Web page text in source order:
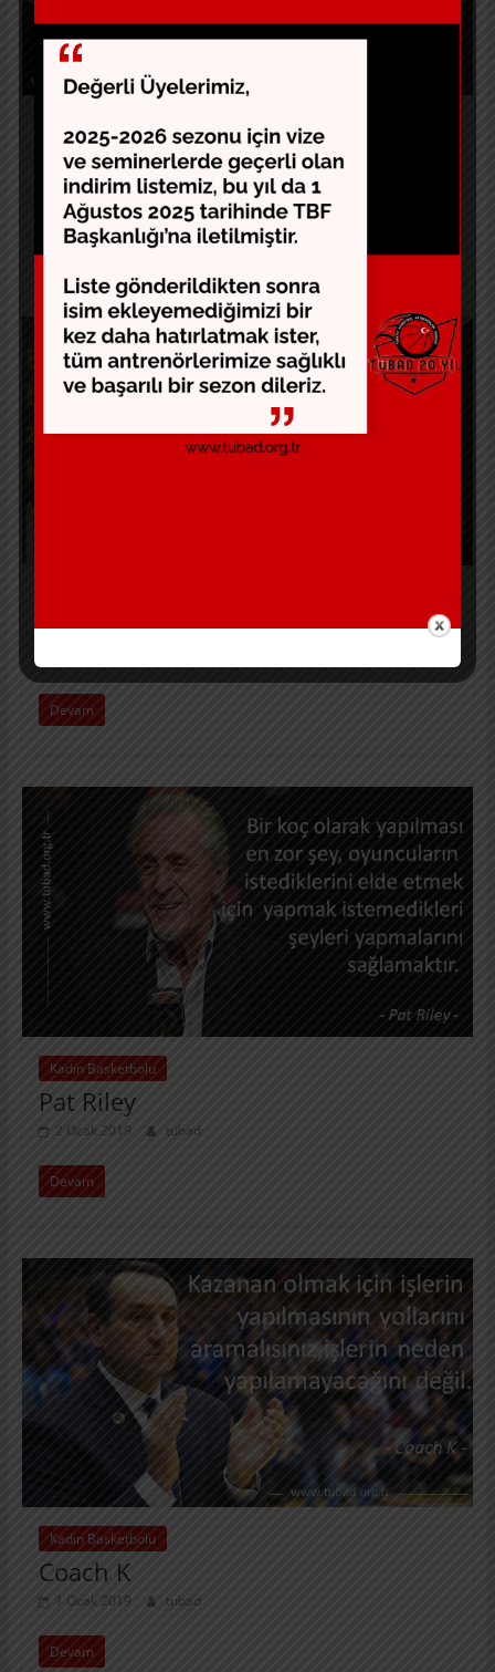
Kadın Basketbolu
Pete Carill
14 Ocak 2019 tubad
Devam
Ettore Messina
Devam
Kadın Basketbolu
Pat Riley
2 Ocak 2019 tubad
Devam
Kadın Basketbolu
Coach K
1 Ocak 2019 tubad
Devam